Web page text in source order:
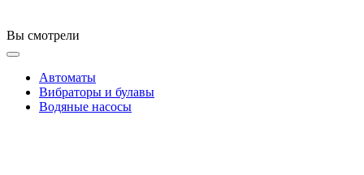
Вы смотрели
Автоматы
Вибраторы и булавы
Водяные насосы